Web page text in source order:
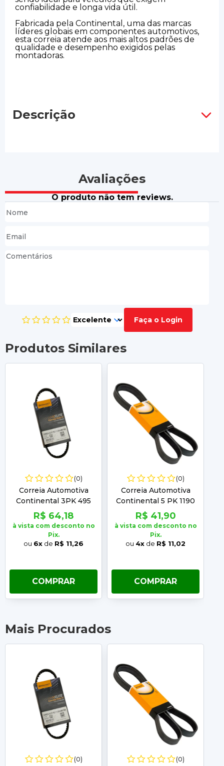
confiabilidade e longa vida útil.
Fabricada pela Continental, uma das marcas
líderes globais em componentes automotivos,
esta correia atende aos mais altos padrões de
qualidade e desempenho exigidos pelas
montadoras.
Descrição
Avaliações
O produto não tem reviews.
Faça o Login
Produtos Similares
(0)
Correia Automotiva
Continental 3PK 495
R$ 64,18
à vista com desconto no
Pix.
ou 6x de R$ 11,26
COMPRAR
(0)
Correia Automotiva
Continental 5 PK 1190
R$ 41,90
à vista com desconto no
Pix.
ou 4x de R$ 11,02
COMPRAR
Mais Procurados
(0) (0)